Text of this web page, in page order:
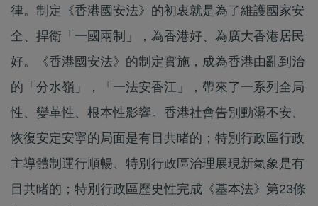
律。制定《香港國安法》的初衷就是為了維護國家安
全、捍衛「一國兩制」，為香港好、為廣大香港居民
好。《香港國安法》的制定實施，成為香港由亂到治
的「分水嶺」，「一法安香江」，帶來了一系列全局
性、變革性、根本性影響。香港社會告別動盪不安、
恢復安定安寧的局面是有目共睹的；特別行政區行政
主導體制運行順暢、特別行政區治理展現新氣象是有
目共睹的；特別行政區歷史性完成《基本法》第23條